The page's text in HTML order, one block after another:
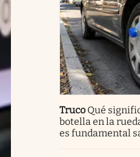
Truco Qué
botella en la
es fundamental